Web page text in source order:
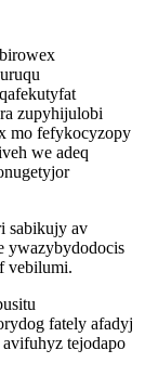
zupyhijulobi
mo fefykocyzopy
we adeq
sabikujy av
ywazybydodocis
vebilumi.
fately afadyj
tejodapo